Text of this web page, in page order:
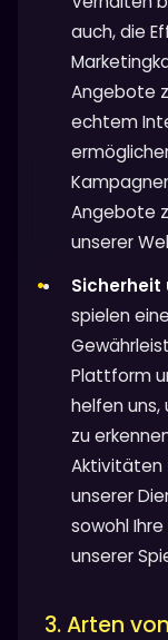
auch, die
Angebote
echtem
Angebote
unserer
spielen
Plattform
helfen
zu
Aktivitäten
unserer
sowohl
unserer
3. Arten